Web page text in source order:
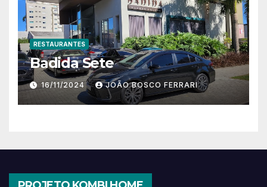
RESTAURANTES
Badida Sete
16/11/2024 JOÃO BOSCO FERRARI